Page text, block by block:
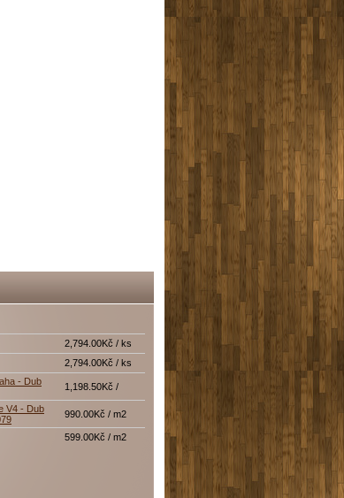
2,794.00Kč / ks
2,794.00Kč / ks
- Dub
1,198.50Kč /
V4 - Dub
990.00Kč / m2
599.00Kč / m2